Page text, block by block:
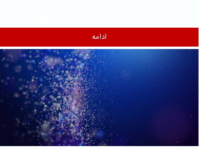
ادامه